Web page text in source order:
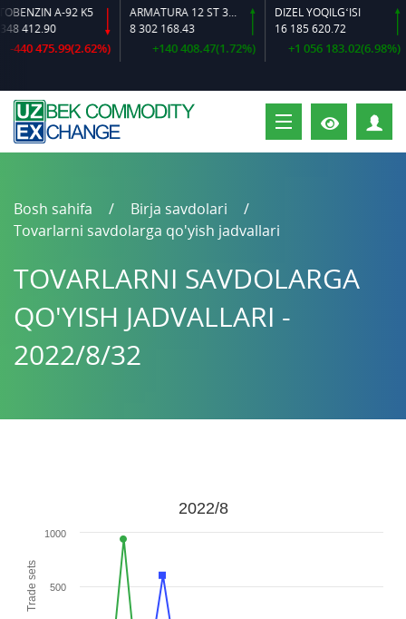
A-92 K5
ARMATURA 12 ST 35 GS O‘LCHAMLI
8 302 168.43
+140 408.47(1.72%)
DIZEL YOQILG‘ISI
16 185 620.72
+1 056 183.02(6.98%)
Bosh sahifa
Birja savdolari
Tovarlarni savdolarga qo'yish jadvallari
TOVARLARNI SAVDOLARGA
QO'YISH JADVALLARI -
2022/8/32
Trade sets
2022/8
500
1000